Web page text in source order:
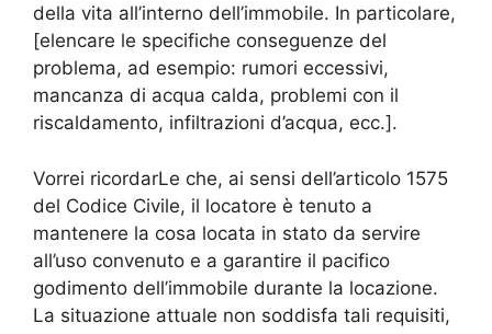
della vita all’interno dell’immobile. In particolare,
[elencare le specifiche conseguenze del
problema, ad esempio: rumori eccessivi,
mancanza di acqua calda, problemi con il
riscaldamento, infiltrazioni d’acqua, ecc.].
Vorrei ricordarLe che, ai sensi dell’articolo 1575
del Codice Civile, il locatore è tenuto a
mantenere la cosa locata in stato da servire
all’uso convenuto e a garantire il pacifico
godimento dell’immobile durante la locazione.
La situazione attuale non soddisfa tali requisiti,